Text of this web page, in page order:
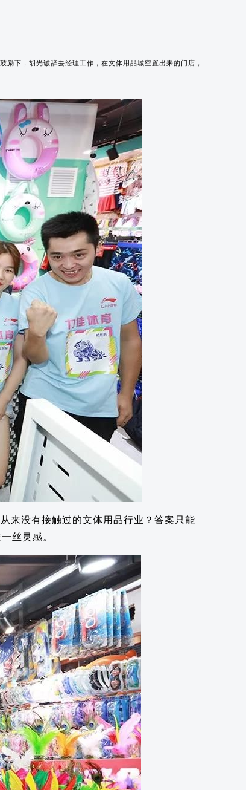
下，胡光诚辞去经理工作，在文体用品城空置出来的门店，
来没有接触过的文体用品行业？答案只能
丝灵感。